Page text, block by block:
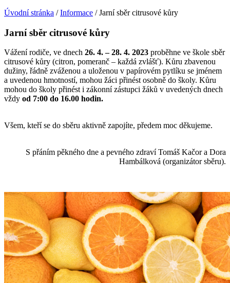
Úvodní stránka /Informace /Jarní sběr citrusové kůry
Jarní sběr citrusové kůry
Vážení rodiče, ve dnech 26. 4. – 28. 4. 2023 proběhne ve škole sběr
citrusové kůry (citron, pomeranč – každá zvlášť). Kůru zbavenou
dužiny, řádně zváženou a uloženou v papírovém pytlíku se jménem
a uvedenou hmotností, mohou žáci přinést osobně do školy. Kůru
mohou do školy přinést i zákonní zástupci žáků v uvedených dnech
vždy od 7:00 do 16.00 hodin.
​Všem, kteří se do sběru aktivně zapojíte, předem moc děkujeme.
​S přáním pěkného dne a pevného zdraví Tomáš Kačor a Dora
Hambálková (organizátor sběru)​.